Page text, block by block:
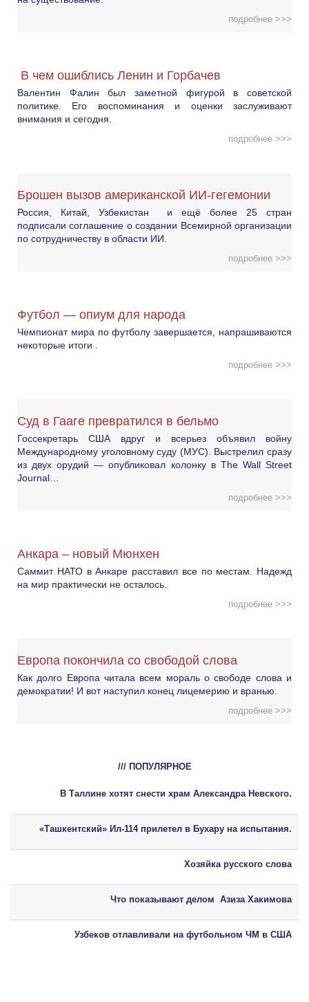
подробнее >>>
В чем ошиблись Ленин и Горбачев
Валентин Фалин был заметной фигурой в советской
политике. Его воспоминания и оценки заслуживают
внимания и сегодня.
подробнее >>>
Брошен вызов американской ИИ-гегемонии
Россия, Китай, Узбекистан и ещё более 25 стран
подписали соглашение о создании Всемирной организации
по сотрудничеству в области ИИ.
подробнее >>>
Футбол — опиум для народа
Чемпионат мира по футболу завершается, напрашиваются
некоторые итоги .
подробнее >>>
Суд в Гааге превратился в бельмо
Госсекретарь США вдруг и всерьез объявил войну
Международному уголовному суду (МУС). Выстрелил сразу
из двух орудий — опубликовал колонку в The Wall Street
Journal…
подробнее >>>
Анкара – новый Мюнхен
Саммит НАТО в Анкаре расставил все по местам. Надежд
на мир практически не осталось.
подробнее >>>
Европа покончила со свободой слова
Как долго Европа читала всем мораль о свободе слова и
демократии! И вот наступил конец лицемерию и вранью.
подробнее >>>
/// ПОПУЛЯРНОЕ
В Таллине хотят снести храм Александра Невского.
«Ташкентский» Ил-114 прилетел в Бухару на испытания.
Хозяйка русского слова
Что показывают делом Азиза Хакимова
Узбеков отлавливали на футбольном ЧМ в США